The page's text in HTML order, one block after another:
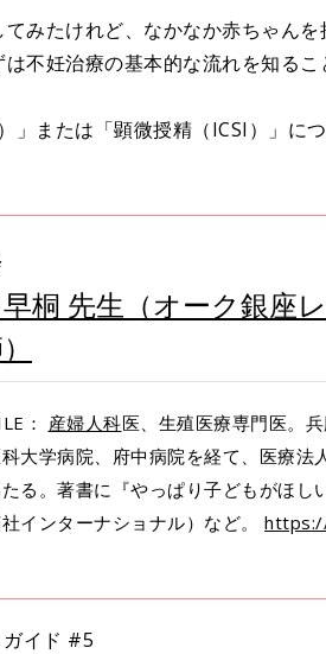
みたけれど、なかなか赤ちゃんを
不妊治療の基本的な流れを知るこ
」または「顕微授精（ICSI）」に
桐 先生（オーク銀座
： 産婦人科医、生殖医療専門医。
大学病院、府中病院を経て、医療法
る。著書に『やっぱり子どもがほし
社インターナショナル）など。
イド #5